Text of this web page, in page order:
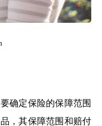
确定保险的保障范围
，其保障范围和赔付